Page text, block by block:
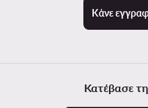
Κάνε
Κατέβασε